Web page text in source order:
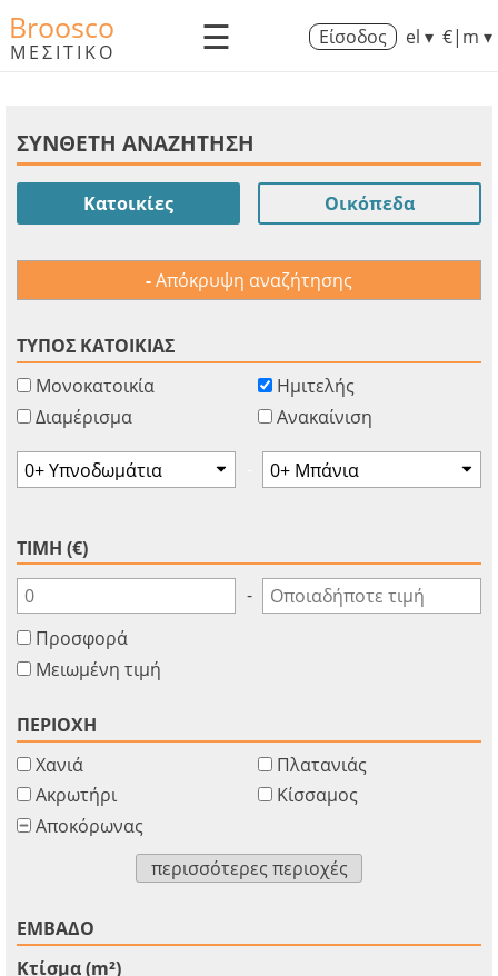
Broosco
ΜΕΣΙΤΙΚΟ ☰ Είσοδος el ▾ €|m ▾
ΣΥΝΘΕΤΗ ΑΝΑΖΗΤΗΣΗ
Κατοικίες Οικόπεδα
Απόκρυψη αναζήτησης
ΤΥΠΟΣ ΚΑΤΟΙΚΙΑΣ
Μονοκατοικία
Διαμέρισμα
Ημιτελής
Ανακαίνιση
ΤΙΜΗ (€)
-
Προσφορά
Μειωμένη τιμή
ΠΕΡΙΟΧΗ
Χανιά
Ακρωτήρι
Αποκόρωνας
Πλατανιάς
Κίσσαμος
περισσότερες περιοχές
ΕΜΒΑΔΟ
Κτίσμα (m²)
Μονάδες
USD - $
Ελληνικά
login
για